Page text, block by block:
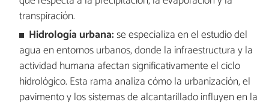
transpiración.
Hidrología urbana:se especializa en el estudio del
agua en entornos urbanos, donde la infraestructura y la
actividad humana afectan significativamente el ciclo
hidrológico. Esta rama analiza cómo la urbanización, el
pavimento y los sistemas de alcantarillado influyen en la